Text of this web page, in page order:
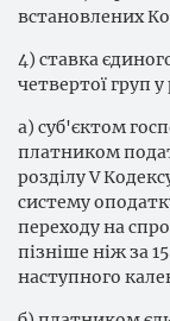
встановлених
4) ставка
четвертої груп
а) суб'єктом
платником
розділу V
систему
переходу на
пізніше ніж за
наступного